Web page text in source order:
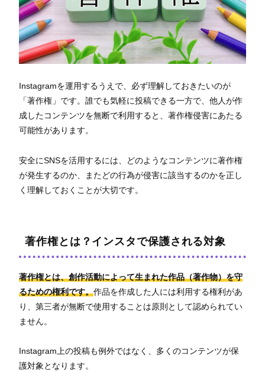
Instagramを運用するうえで、必ず理解しておきたいのが
「著作権」です。誰でも気軽に投稿できる一方で、他人が作
成したコンテンツを無断で利用すると、著作権侵害にあたる
可能性があります。
安全にSNSを活用するには、どのようなコンテンツに著作権
が発生するのか、またどの行為が侵害に該当するのかを正し
く理解しておくことが大切です。
著作権とは？インスタで保護される対象
著作権とは、創作活動によって生まれた作品（著作物）を守
るための権利です。作品を作成した人には利用する権利があ
り、第三者が無断で使用することは原則として認められてい
ません。
Instagram上の投稿も例外ではなく、多くのコンテンツが保
護対象となります。